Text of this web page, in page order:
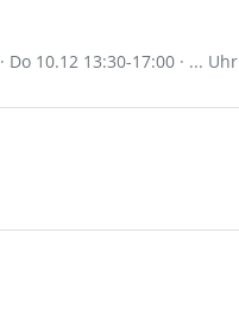
Do 10.12 13:30-17:00 · ... Uhr